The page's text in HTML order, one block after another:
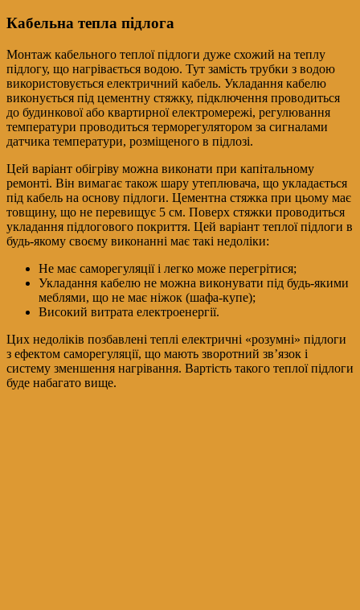
Кабельна тепла підлога
Монтаж кабельного теплої підлоги дуже схожий на теплу
підлогу, що нагрівається водою. Тут замість трубки з водою
використовується електричний кабель. Укладання кабелю
виконується під цементну стяжку, підключення проводиться
до будинкової або квартирної електромережі, регулювання
температури проводиться терморегулятором за сигналами
датчика температури, розміщеного в підлозі.
Цей варіант обігріву можна виконати при капітальному
ремонті. Він вимагає також шару утеплювача, що укладається
під кабель на основу підлоги. Цементна стяжка при цьому має
товщину, що не перевищує 5 см. Поверх стяжки проводиться
укладання підлогового покриття. Цей варіант теплої підлоги в
будь-якому своєму виконанні має такі недоліки:
Не має саморегуляції і легко може перегрітися;
Укладання кабелю не можна виконувати під будь-якими
меблями, що не має ніжок (шафа-купе);
Високий витрата електроенергії.
Цих недоліків позбавлені теплі електричні «розумні» підлоги
з ефектом саморегуляції, що мають зворотний зв’язок і
систему зменшення нагрівання. Вартість такого теплої підлоги
буде набагато вище.